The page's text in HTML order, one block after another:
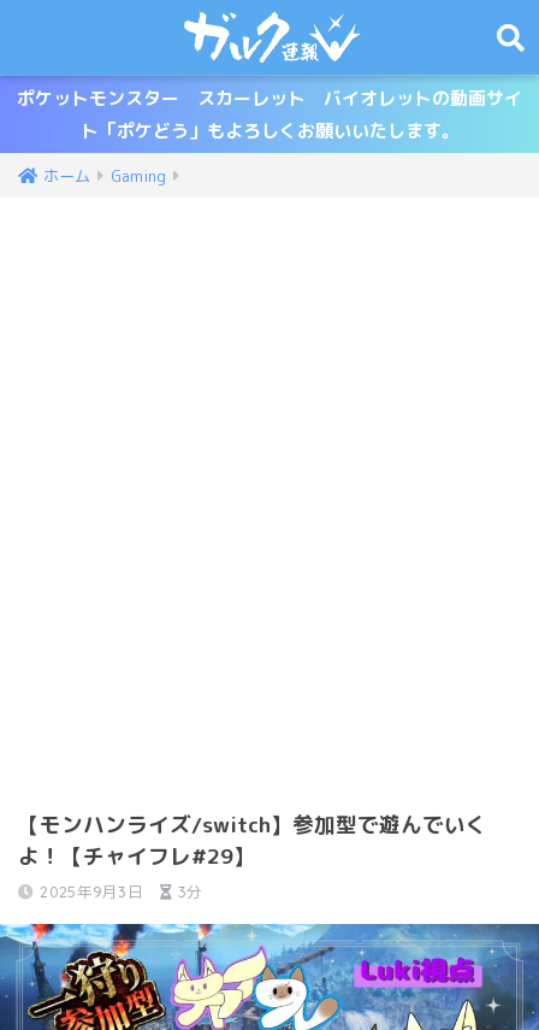
ポケットモンスター スカーレット バイオレットの動画サイ
ト「ポケどう」もよろしくお願いいたします。
ホーム Gaming
【モンハンライズ/switch】参加型で遊んでいく
よ！【チャイフレ#29】
2025年9月3日 3分